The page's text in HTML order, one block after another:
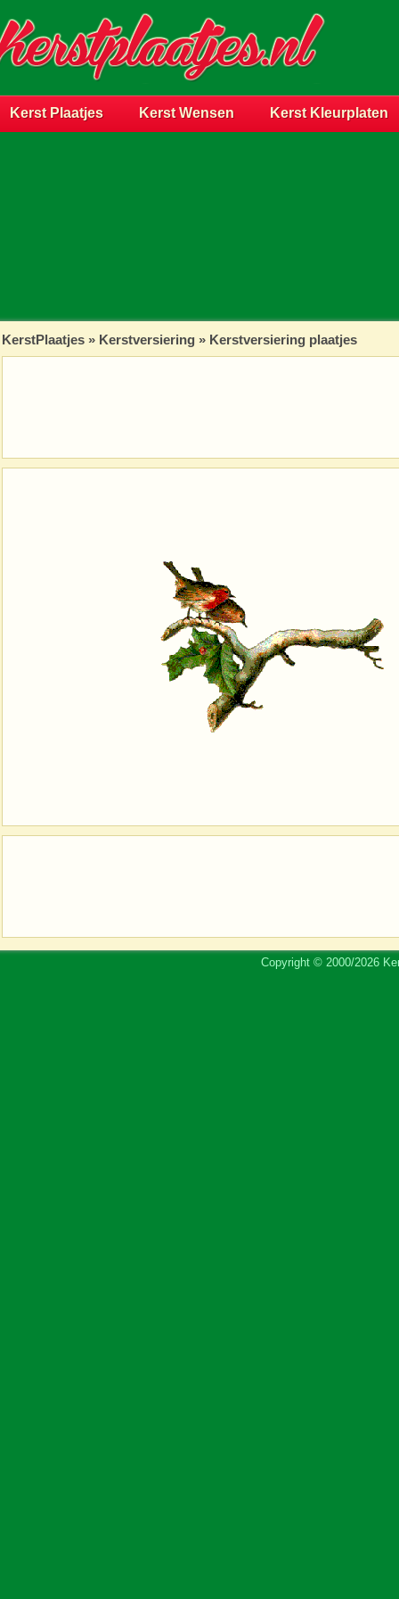
Kerst Plaatjes Kerst Wensen Kerst Kleurplaten
KerstPlaatjes » Kerstversiering » Kerstversiering plaatjes
Copyright © 2000/2026